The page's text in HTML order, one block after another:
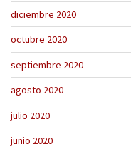
diciembre 2020
octubre 2020
septiembre 2020
agosto 2020
julio 2020
junio 2020